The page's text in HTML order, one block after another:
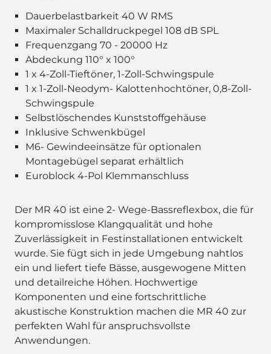
Dauerbelastbarkeit 40 W RMS
Maximaler Schalldruckpegel 108 dB SPL
Frequenzgang 70 - 20000 Hz
Abdeckung 110° x 100°
1 x 4-Zoll-Tieftöner, 1-Zoll-Schwingspule
1 x 1-Zoll-Neodym- Kalottenhochtöner, 0,8-Zoll-
Schwingspule
Selbstlöschendes Kunststoffgehäuse
Inklusive Schwenkbügel
M6- Gewindeeinsätze für optionalen
Montagebügel separat erhältlich
Euroblock 4-Pol Klemmanschluss
Der MR 40 ist eine 2- Wege-Bassreflexbox, die für
kompromisslose Klangqualität und hohe
Zuverlässigkeit in Festinstallationen entwickelt
wurde. Sie fügt sich in jede Umgebung nahtlos
ein und liefert tiefe Bässe, ausgewogene Mitten
und detailreiche Höhen. Hochwertige
Komponenten und eine fortschrittliche
akustische Konstruktion machen die MR 40 zur
perfekten Wahl für anspruchsvollste
Anwendungen.